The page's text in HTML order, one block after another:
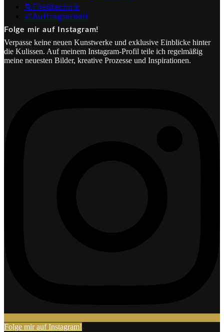
🌀Fließtechnik
🎨Auftragsarbeit
Folge mir auf Instagram!
Verpasse keine neuen Kunstwerke und exklusive Einblicke hinter
die Kulissen. Auf meinem Instagram-Profil teile ich regelmäßig
meine neuesten Bilder, kreative Prozesse und Inspirationen.
Folge mir auf Instagram!​